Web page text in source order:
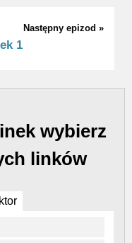
Następny epizod »
1
wybierz
linków